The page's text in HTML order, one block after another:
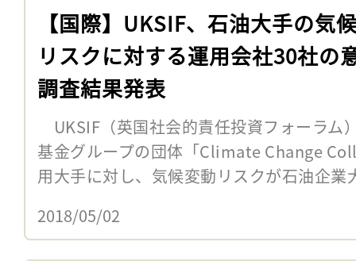
【国際】UKSIF、石油大手の気
リスクに対する運用会社30社の
調査結果発表
UKSIF（英国社会的責任投資フォーラム
基金グループの団体「Climate Change
用大手に対し、気候変動リスクが石油企
2018/05/02